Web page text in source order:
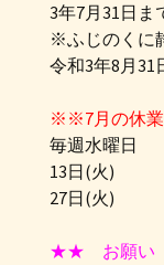
3年7月31日ま
※ふじのくに
令和3年8月31
※※7月の休
毎週水曜日
13日(火)
27日(火)
★★ お願